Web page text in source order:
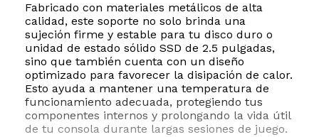
Fabricado con materiales metálicos de alta
calidad, este soporte no solo brinda una
sujeción firme y estable para tu disco duro o
unidad de estado sólido SSD de 2.5 pulgadas,
sino que también cuenta con un diseño
optimizado para favorecer la disipación de calor.
Esto ayuda a mantener una temperatura de
funcionamiento adecuada, protegiendo tus
componentes internos y prolongando la vida útil
de tu consola durante largas sesiones de juego.